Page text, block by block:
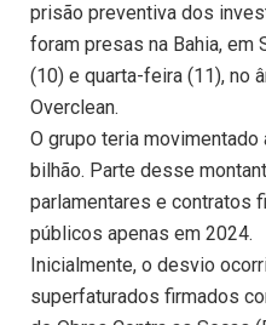
prisão preventiva dos
foram presas na Bahia, em
(10) e quarta-feira (11), no
Overclean.
O grupo teria movimentado
bilhão. Parte desse
parlamentares e contratos
públicos apenas em 2024.
Inicialmente, o desvio
superfaturados firmados